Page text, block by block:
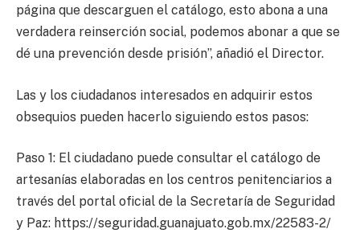
página que descarguen el catálogo, esto abona a una
verdadera reinserción social, podemos abonar a que se
dé una prevención desde prisión”, añadió el Director.
Las y los ciudadanos interesados en adquirir estos
obsequios pueden hacerlo siguiendo estos pasos:
Paso 1: El ciudadano puede consultar el catálogo de
artesanías elaboradas en los centros penitenciarios a
través del portal oficial de la Secretaría de Seguridad
y Paz: https://seguridad.guanajuato.gob.mx/22583-2/